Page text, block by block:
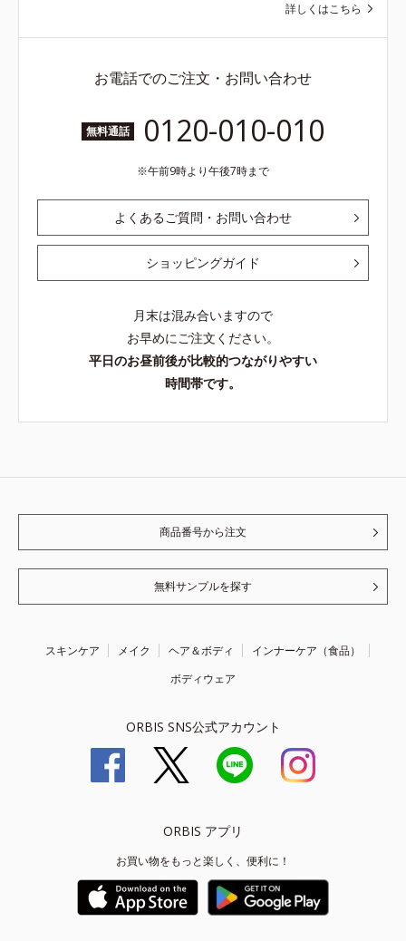
詳しくはこちら
お電話でのご注文・お問い合わせ
無料通話 0120-010-010
午前9時より午後7時まで
よくあるご質問・お問い合わせ
ショッピングガイド
月末は混み合いますので
お早めにご注文ください。
平日のお昼前後が比較的つながりやすい
時間帯です。
商品番号から注文
無料サンプルを探す
スキンケア メイク ヘア＆ボディ
インナーケア（食品）
ボディウェア
ORBIS SNS公式アカウント
ORBIS アプリ
お買い物をもっと楽しく、便利に！